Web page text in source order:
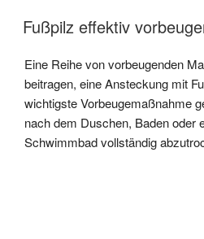
Fußpilz effektiv
Eine Reihe von vorbeugenden
beitragen, eine Ansteckung mit
wichtigste Vorbeugemaßnahme
nach dem Duschen, Baden oder
Schwimmbad vollständig